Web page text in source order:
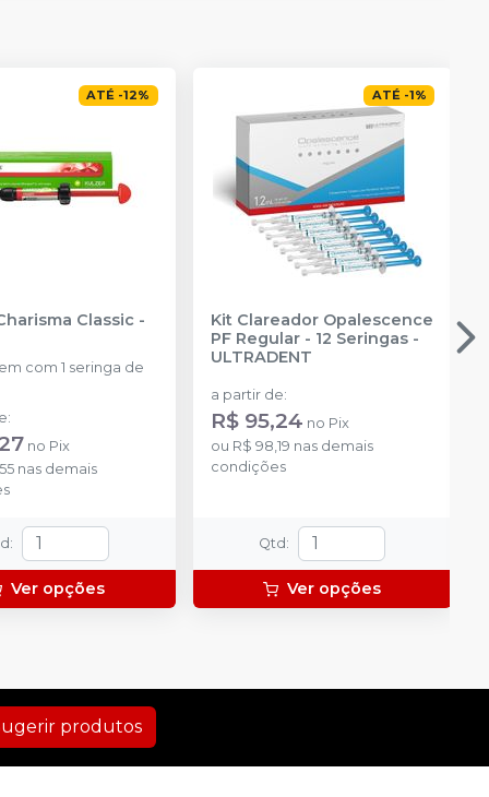
ATÉ -12%
Classic-
com 1 seringa de
:
no Pix
nas demais
:
Ver opções
ATÉ -1%
Kit Clareador Opalescence
PF Regular - 12 Seringas-
ULTRADENT
a partir de:
R$ 95,24 no Pix
ou R$ 98,19 nas demais
condições
Qtd :
Ver opções
produtos